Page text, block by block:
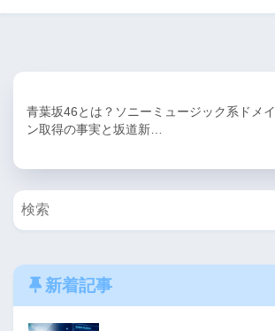
青葉坂46とは？ソニーミュージック系ドメイ
ン取得の事実と坂道新…
新着記事